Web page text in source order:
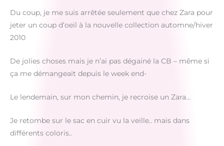
Du coup, je me suis arrêtée seulement que chez Zara pour
jeter un coup d’oeil à la nouvelle collection automne/hiver
2010
De jolies choses mais je n’ai pas dégainé la CB – même si
ça me démangeait depuis le week end-
Le lendemain, sur mon chemin, je recroise un Zara…
Je retombe sur le sac en cuir vu la veille.. mais dans
différents coloris..